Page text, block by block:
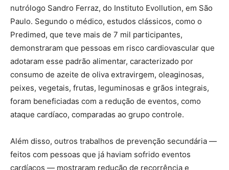
nutrólogo Sandro Ferraz, do Instituto Evollution, em São
Paulo. Segundo o médico, estudos clássicos, como o
Predimed, que teve mais de 7 mil participantes,
demonstraram que pessoas em risco cardiovascular que
adotaram esse padrão alimentar, caracterizado por
consumo de azeite de oliva extravirgem, oleaginosas,
peixes, vegetais, frutas, leguminosas e grãos integrais,
foram beneficiadas com a redução de eventos, como
ataque cardíaco, comparadas ao grupo controle.
Além disso, outros trabalhos de prevenção secundária —
feitos com pessoas que já haviam sofrido eventos
cardíacos — mostraram redução de recorrência e